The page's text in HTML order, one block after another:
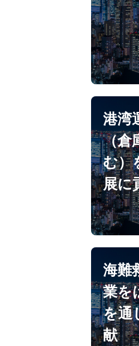
港湾
（倉
む）
展に
海難
業を
を通
献